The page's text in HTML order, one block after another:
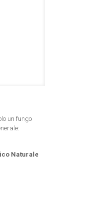
un fungo
Naturale